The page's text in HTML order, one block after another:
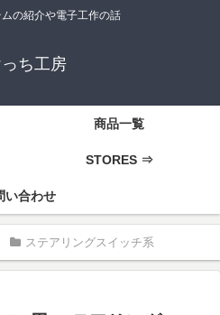
の紹介や電子工作の話
ち工房
商品一覧
STORES ⇒
い合わせ
ステアリングスイッチ系